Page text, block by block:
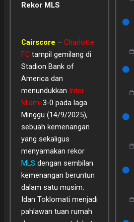
Rekor MLS
Cairscore – Charlotte
FC tampil gemilang di
Stadion Bank of
America dan
menundukkan Inter
Miami 3-0 pada laga
Minggu (14/9/2025),
sebuah kemenangan
yang sekaligus
menyamakan rekor
MLS dengan sembilan
kemenangan beruntun
dalam satu musim.
Idan Toklomati menjadi
pahlawan tuan rumah